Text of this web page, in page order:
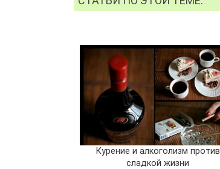
Курение и алкоголизм против
сладкой жизни